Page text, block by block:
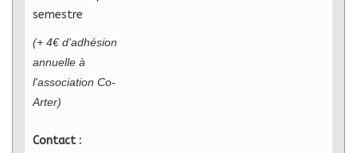
semestre
(+ 4€ d'adhésion
annuelle à
l'association Co-
Arter)
Contact :